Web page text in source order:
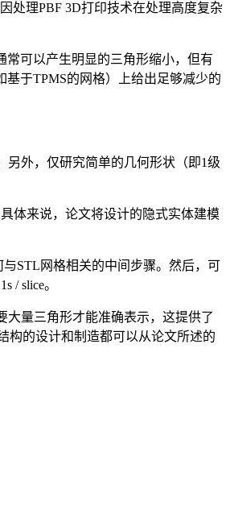
处理PBF 3D打印技术在处理高度复杂
可以产生明显的三角形缩小，但有
于TPMS的网格）上给出足够减少的
另外，仅研究简单的几何形状（即1级
具体来说，论文将设计的隐式实体建模
STL网格相关的中间步骤。然后，可
/ slice。
大量三角形才能准确表示，这提供了
构的设计和制造都可以从论文所述的